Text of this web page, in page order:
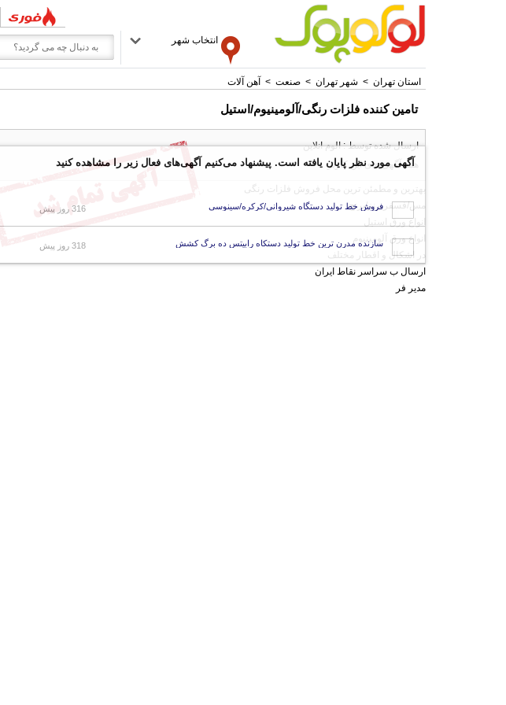
انتخاب شهر
استان تهران > شهر تهران > صنعت > آهن آلات
تامین کننده فلزات رنگی/آلومینیوم/استیل
ارسال شده توسط : الوم انلاین
همه آگهی های این کاربر
بهترین و مطمئن ترین محل فروش فلزات رنگی
مس/فسفربرنز/برنج
انواع ورق استیل
انواع ورق آلومینیوم
در اشکال و اقطار مختلف
ارسال ب سراسر نقاط ایران
مدیر فر
آگهی مورد نظر پایان یافته است. پیشنهاد می‌کنیم آگهی‌های فعال زیر را مشاهده کنید
فروش خط تولید دستگاه شیروانی/کرکره/سینوسی 316 روز پیش
سازنده مدرن ترین خط تولید دستکاه رابیتس ده برگ کشش 318 روز پیش